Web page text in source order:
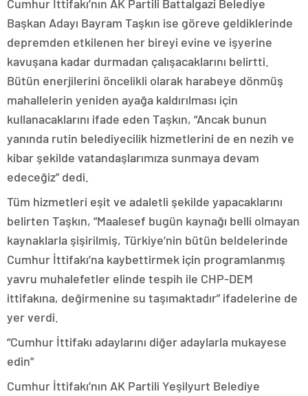
Cumhur İttifakı’nın AK Partili Battalgazi Belediye
Başkan Adayı Bayram Taşkın ise göreve geldiklerinde
depremden etkilenen her bireyi evine ve işyerine
kavuşana kadar durmadan çalışacaklarını belirtti.
Bütün enerjilerini öncelikli olarak harabeye dönmüş
mahallelerin yeniden ayağa kaldırılması için
kullanacaklarını ifade eden Taşkın, “Ancak bunun
yanında rutin belediyecilik hizmetlerini de en nezih ve
kibar şekilde vatandaşlarımıza sunmaya devam
edeceğiz” dedi.
Tüm hizmetleri eşit ve adaletli şekilde yapacaklarını
belirten Taşkın, “Maalesef bugün kaynağı belli olmayan
kaynaklarla şişirilmiş, Türkiye’nin bütün beldelerinde
Cumhur İttifakı’na kaybettirmek için programlanmış
yavru muhalefetler elinde tespih ile CHP-DEM
ittifakına, değirmenine su taşımaktadır” ifadelerine de
yer verdi.
“Cumhur İttifakı adaylarını diğer adaylarla mukayese
edin”
Cumhur İttifakı’nın AK Partili Yeşilyurt Belediye